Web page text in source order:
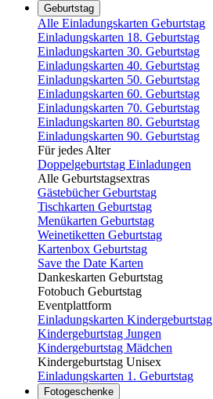
Geburtstag
Alle Einladungskarten Geburtstag
Einladungskarten 18. Geburtstag
Einladungskarten 30. Geburtstag
Einladungskarten 40. Geburtstag
Einladungskarten 50. Geburtstag
Einladungskarten 60. Geburtstag
Einladungskarten 70. Geburtstag
Einladungskarten 80. Geburtstag
Einladungskarten 90. Geburtstag
Für jedes Alter
Doppelgeburtstag Einladungen
Alle Geburtstagsextras
Gästebücher Geburtstag
Tischkarten Geburtstag
Menükarten Geburtstag
Weinetiketten Geburtstag
Kartenbox Geburtstag
Save the Date Karten
Dankeskarten Geburtstag
Fotobuch Geburtstag
Eventplattform
Einladungskarten Kindergeburtstag
Kindergeburtstag Jungen
Kindergeburtstag Mädchen
Kindergeburtstag Unisex
Einladungskarten 1. Geburtstag
Fotogeschenke